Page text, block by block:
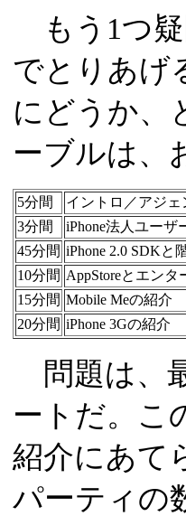
もう1つ疑
でとりあげ
にどうか、
ーブルは、
5分間 イントロ／アジェ
3分間
iPhone法人ユーザ
45分間 iPhone 2.0 SDKと
10分間 AppStoreとエンタ
15分間 Mobile Meの紹介
20分間 iPhone 3Gの紹介
問題は、
ートだ。こ
紹介にあて
パーティの